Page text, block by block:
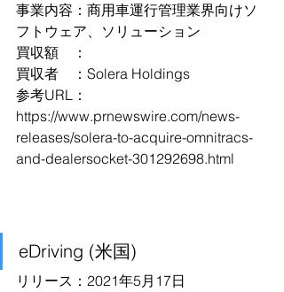
事業内容：商用車運行管理業界向けソ
フトウェア、ソリューション
買収額　：
買収者　：Solera Holdings
参考URL：
https://www.prnewswire.com/news-
releases/solera-to-acquire-omnitracs-
and-dealersocket-301292698.html
eDriving (米国)
リリース：2021年5月17日